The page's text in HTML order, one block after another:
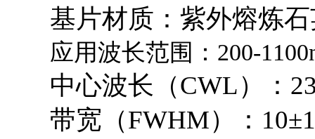
基片材质：紫外熔炼石
应用波长范围：200-
中心波长（CWL）：
带宽（FWHM）：